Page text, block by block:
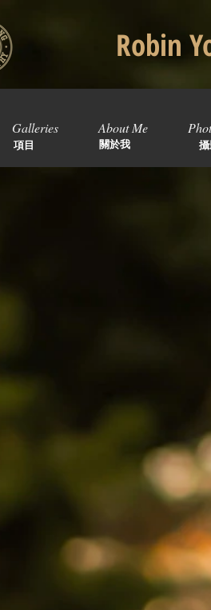
Galleries About Me
項目 關於我
Robin